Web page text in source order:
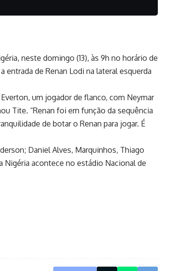
neste domingo (13), às 9h no horário de
de Renan Lodi na lateral esquerda
um jogador de flanco, com Neymar
Tite. “Renan foi em função da sequência
de botar o Renan para jogar. É
Daniel Alves, Marquinhos, Thiago
Nigéria acontece no estádio Nacional de